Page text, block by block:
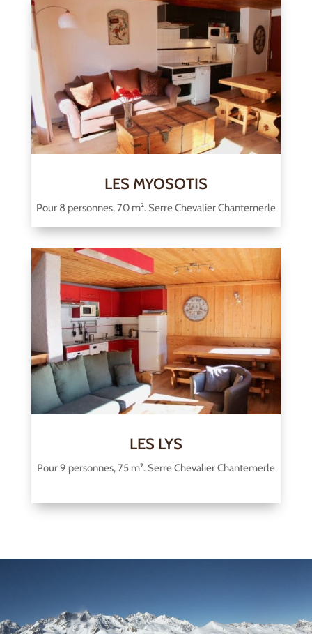
LES MYOSOTIS
Pour 8 personnes, 70 m². Serre Chevalier Chantemerle
LES LYS
Pour 9 personnes, 75 m². Serre Chevalier Chantemerle